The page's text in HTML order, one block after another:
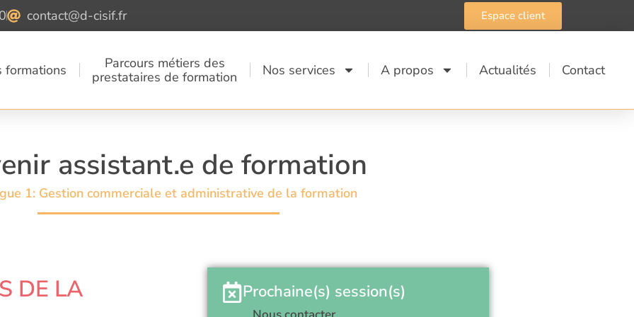
contact@d-cisif.fr Espace client
formations
Parcours métiers des
prestataires de formation
Nos services A propos Actualités Contact
assistant.e de formation
1: Gestion commerciale et administrative de la formation
DE LA
Prochaine(s) session(s)